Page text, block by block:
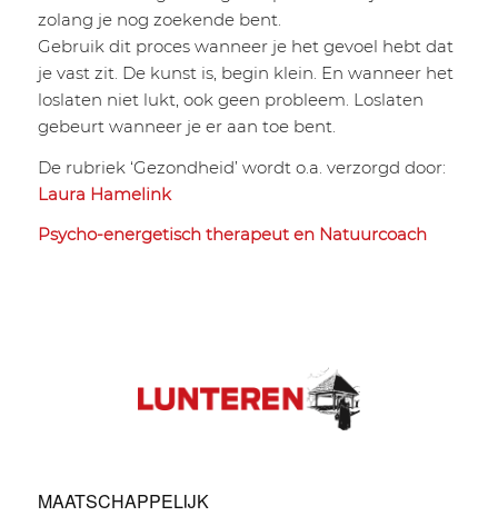
zolang je nog zoekende bent.
Gebruik dit proces wanneer je het gevoel hebt dat
je vast zit. De kunst is, begin klein. En wanneer het
loslaten niet lukt, ook geen probleem. Loslaten
gebeurt wanneer je er aan toe bent.
De rubriek ‘Gezondheid’ wordt o.a. verzorgd door:
Laura Hamelink
Psycho-energetisch therapeut en Natuurcoach
MAATSCHAPPELIJK